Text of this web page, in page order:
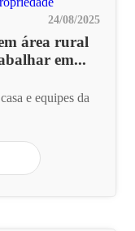
24/08/2025
área rural
em...
e equipes da